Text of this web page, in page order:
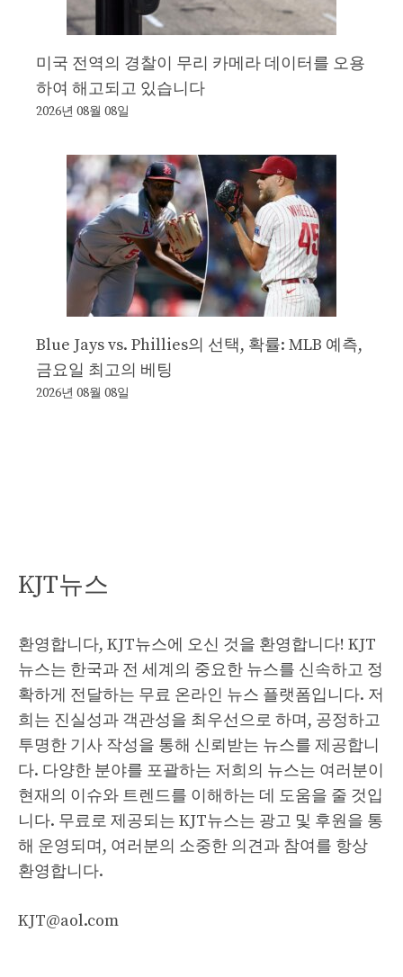
미국 전역의 경찰이 무리 카메라 데이터를 오용
하여 해고되고 있습니다
2026년 08월 08일
Blue Jays vs. Phillies의 선택, 확률: MLB 예측,
금요일 최고의 베팅
2026년 08월 08일
KJT뉴스
환영합니다, KJT뉴스에 오신 것을 환영합니다! KJT
뉴스는 한국과 전 세계의 중요한 뉴스를 신속하고 정
확하게 전달하는 무료 온라인 뉴스 플랫폼입니다. 저
희는 진실성과 객관성을 최우선으로 하며, 공정하고
투명한 기사 작성을 통해 신뢰받는 뉴스를 제공합니
다. 다양한 분야를 포괄하는 저희의 뉴스는 여러분이
현재의 이슈와 트렌드를 이해하는 데 도움을 줄 것입
니다. 무료로 제공되는 KJT뉴스는 광고 및 후원을 통
해 운영되며, 여러분의 소중한 의견과 참여를 항상
환영합니다.
KJT@aol.com